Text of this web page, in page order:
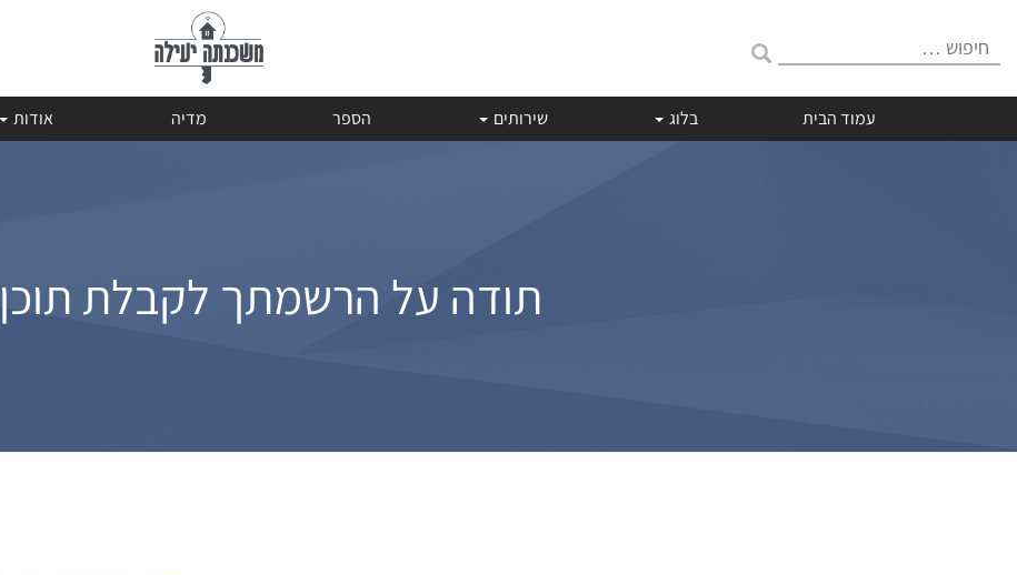
חיפוש:
עמוד הבית בלוג שירותים הספר מדיה אודות
תודה על הרשמתך לקבלת תוכן